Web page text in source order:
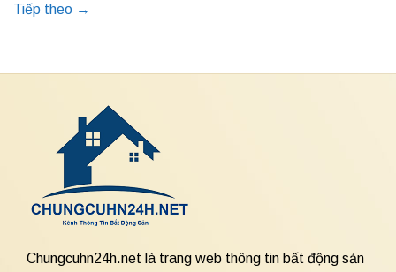
Tiếp theo →
Chungcuhn24h.net là trang web thông tin bất động sản